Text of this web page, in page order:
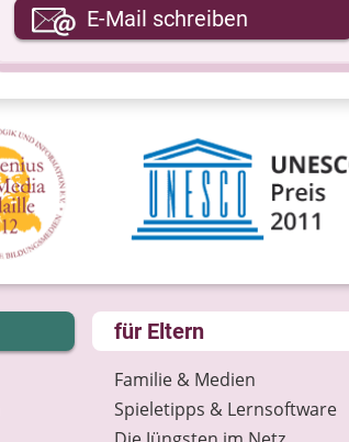
Ihre E-Mail-Adresse
Ihre Nachricht
E-Mail schreiben
für Eltern
Familie & Medien
Spieletipps & Lernsoftware